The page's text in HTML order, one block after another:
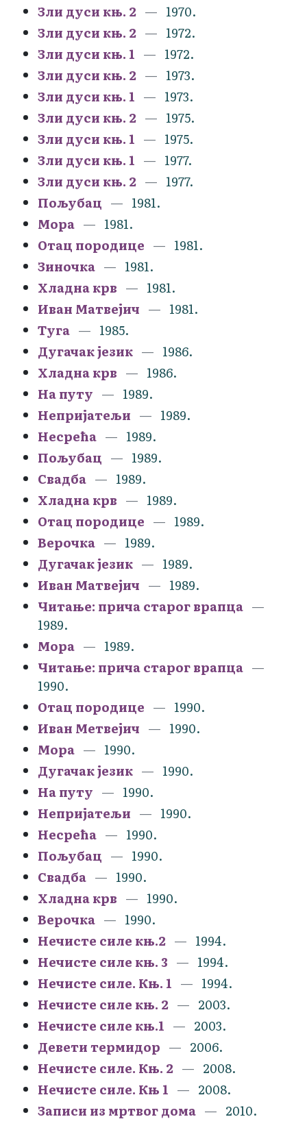
Зли дуси књ. 2
1970.
Зли дуси књ. 2
1972.
Зли дуси књ. 1
1972.
Зли дуси књ. 2
1973.
Зли дуси књ. 1
1973.
Зли дуси књ. 2
1975.
Зли дуси књ. 1
1975.
Зли дуси књ. 1
1977.
Зли дуси књ. 2
1977.
Пољубац
1981.
Мора
1981.
Отац породице
1981.
Зиночка
1981.
Хладна крв
1981.
Иван Матвејич
1981.
Туга
1985.
Дугачак језик
1986.
Хладна крв
1986.
На путу
1989.
Непријатељи
1989.
Несрећа
1989.
Пољубац
1989.
Свадба
1989.
Хладна крв
1989.
Отац породице
1989.
Верочка
1989.
Дугачак језик
1989.
Иван Матвејич
1989.
Читање: прича старог врапца
1989.
Мора
1989.
Читање: прича старог врапца
1990.
Отац породице
1990.
Иван Метвејич
1990.
Мора
1990.
Дугачак језик
1990.
На путу
1990.
Непријатељи
1990.
Несрећа
1990.
Пољубац
1990.
Свадба
1990.
Хладна крв
1990.
Верочка
1990.
Нечисте силе књ.2
1994.
Нечисте силе књ. 3
1994.
Нечисте силе. Књ. 1
1994.
Нечисте силе књ. 2
2003.
Нечисте силе књ.1
2003.
Девети термидор
2006.
Нечисте силе. Књ. 2
2008.
Нечисте силе. Књ 1
2008.
Записи из мртвог дома
2010.